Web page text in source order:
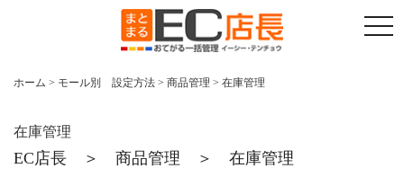
t
o
ホーム > モール別 設定方法 > 商品管理 > 在庫管理
在庫管理
EC店長 ＞ 商品管理 ＞ 在庫管理